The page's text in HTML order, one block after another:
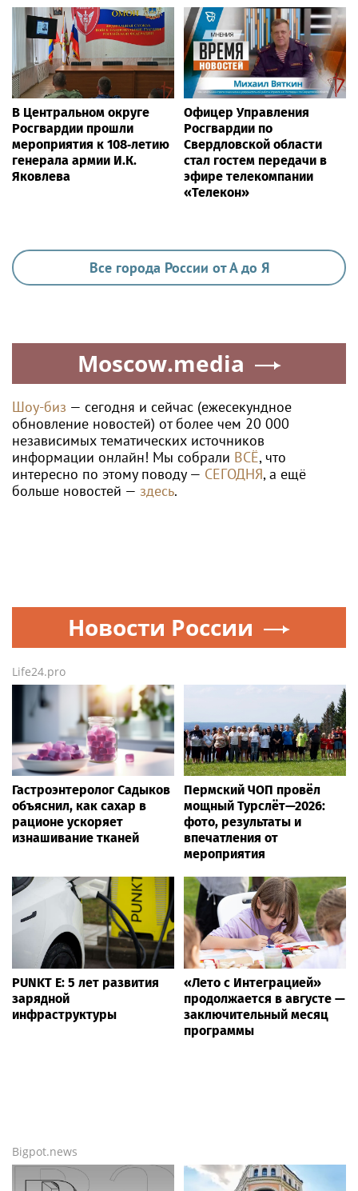
В Центральном округе
Росгвардии прошли
мероприятия к 108‑летию
генерала армии И.К.
Яковлева
Офицер Управления
Росгвардии по
Свердловской области
стал гостем передачи в
эфире телекомпании
«Телекон»
Все города России от А до Я
Moscow.media
Шоу-биз — сегодня и сейчас (ежесекундное
обновление новостей) от более чем 20 000
независимых тематических источников
информации онлайн! Мы собрали ВСЁ, что
интересно по этому поводу — СЕГОДНЯ, а ещё
больше новостей — здесь.
Новости России
Life24.pro
Гастроэнтеролог Садыков
объяснил, как сахар в
рационе ускоряет
изнашивание тканей
Пермский ЧОП провёл
мощный Турслёт—2026:
фото, результаты и
впечатления от
мероприятия
PUNKT E: 5 лет развития
зарядной
инфраструктуры
«Лето с Интеграцией»
продолжается в августе —
заключительный месяц
программы
Bigpot.news